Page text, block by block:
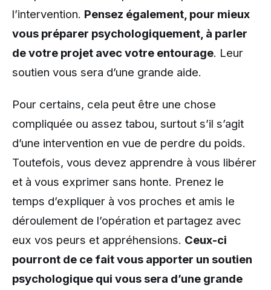
l’intervention. Pensez également, pour mieux
vous préparer psychologiquement, à parler
de votre projet avec votre entourage. Leur
soutien vous sera d’une grande aide.
Pour certains, cela peut être une chose
compliquée ou assez tabou, surtout s’il s’agit
d’une intervention en vue de perdre du poids.
Toutefois, vous devez apprendre à vous libérer
et à vous exprimer sans honte. Prenez le
temps d’expliquer à vos proches et amis le
déroulement de l’opération et partagez avec
eux vos peurs et appréhensions. Ceux-ci
pourront de ce fait vous apporter un soutien
psychologique qui vous sera d’une grande